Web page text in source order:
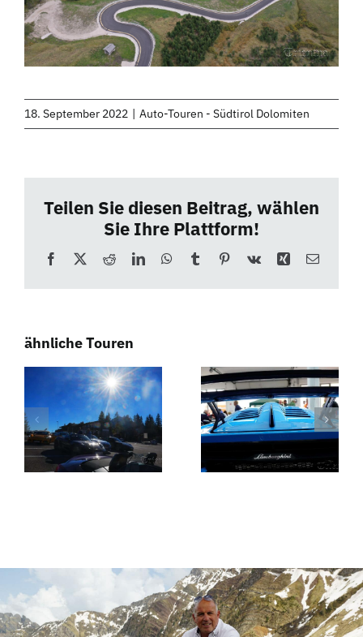
18. September 2022 Auto-Touren - Südtirol Dolomiten
Teilen Sie diesen Beitrag, wählen
Sie Ihre Plattform!
Facebook
X RedditLinkedInWhatsApp
TumblrPinterest
Vk Xing E-
ähnliche Touren
Weißwurstfrühstück
– Südtirol
Dolomiten
Touren
Das
Ruhrgebiet
zu Gast bei
Südtirol
Dolomiten